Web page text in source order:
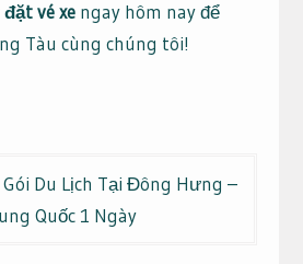
đặt vé xengay hôm nay để
Tàu cùng chúng tôi!
Du Lịch Tại Đông Hưng –
Quốc 1 Ngày